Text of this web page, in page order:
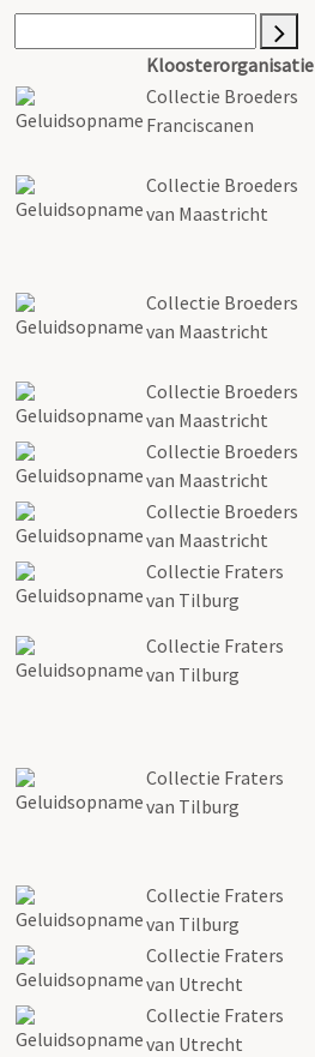
Kloosterorganisatie
Collectie Broeders
Franciscanen
Collectie Broeders
van Maastricht
Collectie Broeders
van Maastricht
Collectie Broeders
van Maastricht
Collectie Broeders
van Maastricht
Collectie Broeders
van Maastricht
Collectie Fraters
van Tilburg
Collectie Fraters
van Tilburg
Collectie Fraters
van Tilburg
Collectie Fraters
van Tilburg
Collectie Fraters
van Utrecht
Collectie Fraters
van Utrecht